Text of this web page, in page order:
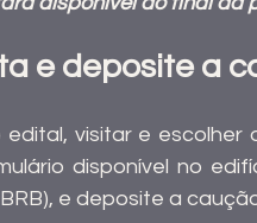
e deposite a
visitar e escolher
disponível no
e deposite a